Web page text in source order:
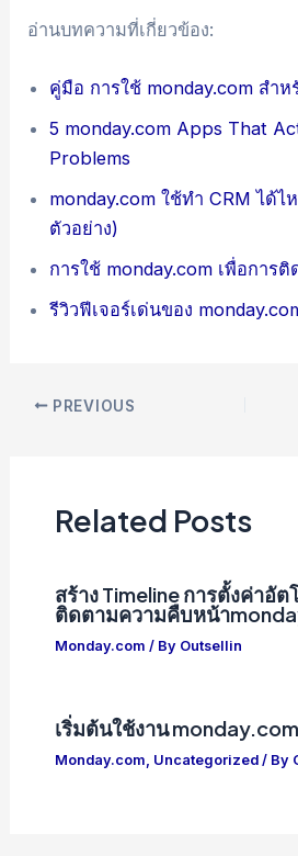
อ่านบทความที่เกี่ยวข้อง:
คู่มือ การใช้ monday.com สำห
5 monday.com Apps That
Problems
monday.com ใช้ทำ CRM ได้
ตัวอย่าง)
การใช้ monday.com เพื่อการ
รีวิวฟีเจอร์เด่นของ
Post PREVIOUS
Related Posts
สร้าง Timeline การตั้งค่าอั
ติดตามความคืบหน้า
Monday.com / By Outsellin
เริ่มต้นใช้งาน
Monday.com, Uncategorized/ By